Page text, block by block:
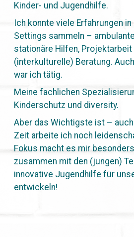
Kinder- und Jugendhilfe.
Ich konnte viele Erfahrungen
Settings sammeln –
stationäre Hilfen, Projektarbeit
(interkulturelle) Beratung.
war ich tätig.
Meine fachlichen
Kinderschutz und diversity.
Aber das Wichtigste ist –
Zeit arbeite ich noch
Fokus macht es mir
zusammen mit den (jungen)
innovative Jugendhilfe für
entwickeln!